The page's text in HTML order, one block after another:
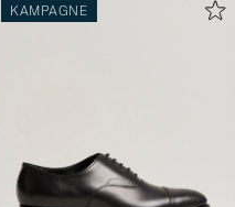
KAMPAGNE